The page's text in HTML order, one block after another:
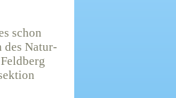
schon
des Natur-